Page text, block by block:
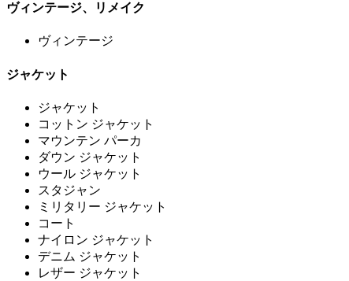
ヴィンテージ、リメイク
ヴィンテージ
ジャケット
ジャケット
コットン ジャケット
マウンテン パーカ
ダウン ジャケット
ウール ジャケット
スタジャン
ミリタリー ジャケット
コート
ナイロン ジャケット
デニム ジャケット
レザー ジャケット